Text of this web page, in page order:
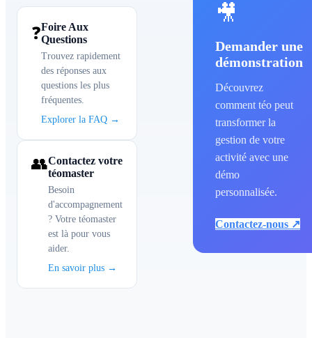
❓Foire Aux
Questions
Trouvez rapidement
des réponses aux
questions les plus
fréquentes.
Explorer la FAQ →
👥Contactez votre
téomaster
Besoin
d'accompagnement
? Votre téomaster
est là pour vous
aider.
En savoir plus →
🎥
Demander une
démonstration
Découvrez
comment téo peut
transformer la
gestion de votre
activité avec une
démo
personnalisée.
Contactez-nous ↗